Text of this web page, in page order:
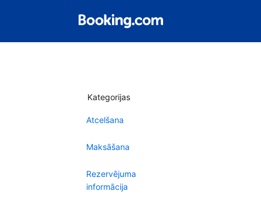
Kategorijas
Atcelšana
Maksāšana
Rezervējuma
informācija